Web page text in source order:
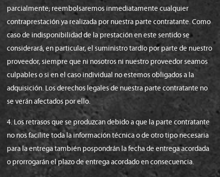
parcialmente; reembolsaremos inmediatamente cualquier
contraprestación ya realizada por nuestra parte contratante. Como
caso de indisponibilidad de la prestación en este sentido se
considerará, en particular, el suministro tardío por parte de nuestro
proveedor, siempre que ni nosotros ni nuestro proveedor seamos
culpables o si en el caso individual no estemos obligados a la
adquisición. Los derechos legales de nuestra parte contratante no
se verán afectados por ello.
4. Los retrasos que se produzcan debido a que la parte contratante
no nos facilite toda la información técnica o de otro tipo necesaria
para la entrega también pospondrán la fecha de entrega acordada
o prorrogarán el plazo de entrega acordado en consecuencia.